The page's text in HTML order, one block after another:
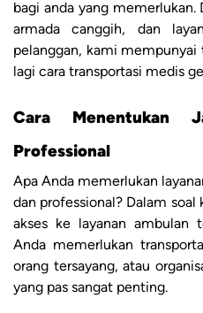
bagi anda yang
armada canggih, dan
pelanggan, kami
lagi cara transportasi medis
Cara Menentukan
Professional
Apa Anda memerlukan
dan professional? Dalam
akses ke layanan ambulan
Anda memerlukan
orang tersayang, atau
yang pas sangat penting.